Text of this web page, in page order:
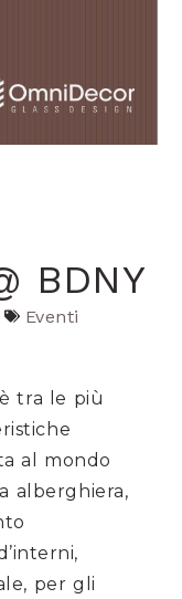
BDNY
Eventi
tra le più
al mondo
alberghiera,
per gli